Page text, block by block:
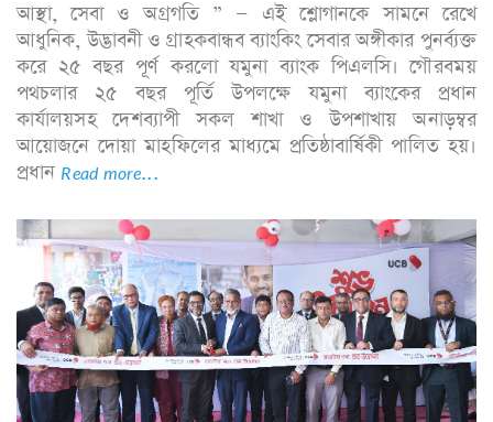
আস্থা, সেবা ও অগ্রগতি ” — এই শ্লোগানকে সামনে রেখে
আধুনিক, উদ্ভাবনী ও গ্রাহকবান্ধব ব্যাংকিং সেবার অঙ্গীকার পুনর্ব্যক্ত
করে ২৫ বছর পূর্ণ করলো যমুনা ব্যাংক পিএলসি। গৌরবময়
পথচলার ২৫ বছর পূর্তি উপলক্ষে যমুনা ব্যাংকের প্রধান
কার্যালয়সহ দেশব্যাপী সকল শাখা ও উপশাখায় অনাড়ম্বর
আয়োজনে দোয়া মাহফিলের মাধ্যমে প্রতিষ্ঠাবার্ষিকী পালিত হয়।
প্রধান Read more...